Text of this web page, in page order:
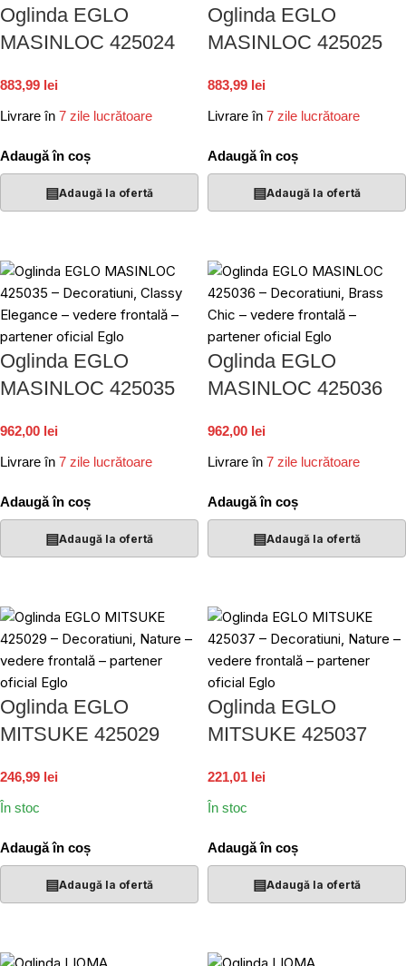
Oglinda EGLO
MASINLOC 425024
883,99 lei
Livrare în 7 zile lucrătoare
Adaugă în coș
▤Adaugă la ofertă
Oglinda EGLO
MASINLOC 425025
883,99 lei
Livrare în 7 zile lucrătoare
Adaugă în coș
▤Adaugă la ofertă
Oglinda EGLO
MASINLOC 425035
962,00 lei
Livrare în 7 zile lucrătoare
Adaugă în coș
▤Adaugă la ofertă
Oglinda EGLO
MASINLOC 425036
962,00 lei
Livrare în 7 zile lucrătoare
Adaugă în coș
▤Adaugă la ofertă
Oglinda EGLO
MITSUKE 425029
246,99 lei
În stoc
Adaugă în coș
▤Adaugă la ofertă
Oglinda EGLO
MITSUKE 425037
221,01 lei
În stoc
Adaugă în coș
▤Adaugă la ofertă